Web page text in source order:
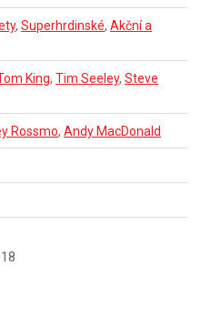
, Superhrdinské, Akční a
King, Tim Seeley, Steve
Rossmo, Andy MacDonald